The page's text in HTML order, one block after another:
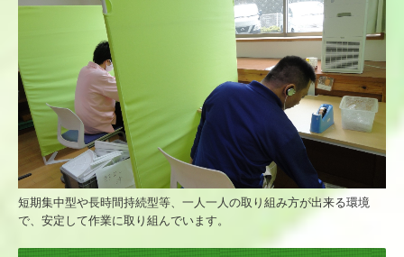
短期集中型や長時間持続型等、一人一人の取り組み方が出来る環境
で、安定して作業に取り組んでいます。